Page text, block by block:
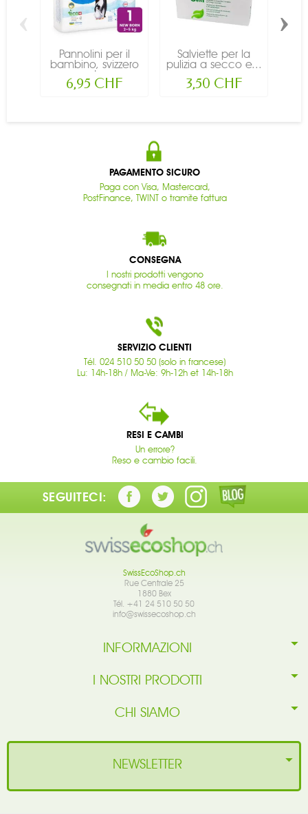
Pannolini per il
bambino, svizzero
ed...
6,95 CHF
Salviette per la
pulizia a secco e...
3,50 CHF
‹ ›
PAGAMENTO SICURO
Paga con Visa, Mastercard,
PostFinance, TWINT o tramite fattura
CONSEGNA
I nostri prodotti vengono
consegnati in media entro 48 ore.
SERVIZIO CLIENTI
Tél. 024 510 50 50 (solo in francese)
Lu: 14h-18h / Ma-Ve: 9h-12h et 14h-18h
RESI E CAMBI
Un errore?
Reso e cambio facili.
SEGUITECI:
SwissEcoShop.ch
Rue Centrale 25
1880 Bex
Tél. +41 24 510 50 50
info@swissecoshop.ch
INFORMAZIONI
I NOSTRI PRODOTTI
CHI SIAMO
NEWSLETTER